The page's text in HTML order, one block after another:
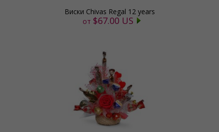
Виски Chivas Regal 12 years
от $67.00 US